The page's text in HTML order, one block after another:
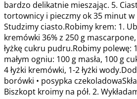
bardzo delikatnie mieszając. 5.
tortownicy i pieczmy ok 35 minut w
Studzimy ciasto.Robimy krem: 1.
kremówki 36% z 250 g
łyżkę cukru pudru.Robimy polewę:
małym ogniu: 100 g masła, 100 g
4 łyżki kremówki, 1-2 łyżki
borówki • posypka
Biszkopt kroimy na pół. 2.